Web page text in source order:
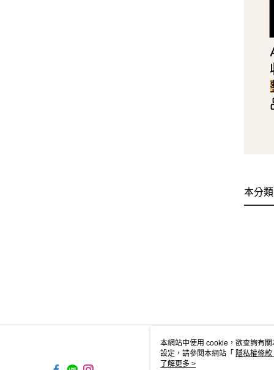
本分
本網站中使用 cookie，欲查詢有
設定，請參閱本網站「 隱私權條款
使用 cookie。
了解更多 >